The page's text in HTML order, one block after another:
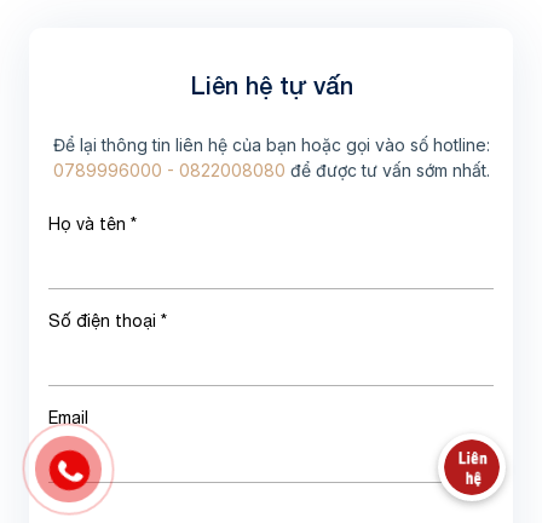
Liên hệ tự vấn
Để lại thông tin liên hệ của bạn hoặc gọi vào số hotline:
0789996000 - 0822008080 để được tư vấn sớm nhất.
Họ và tên *
Số điện thoại *
Email